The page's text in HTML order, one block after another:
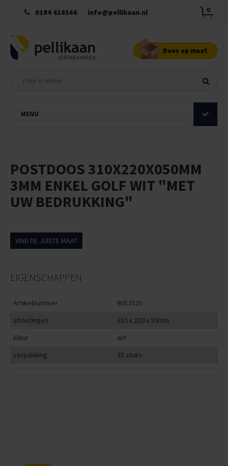
0184 416566 info@pellikaan.nl 0
Doos op maat
MENU
POSTDOOS 310X220X050MM
3MM ENKEL GOLF WIT "MET
UW BEDRUKKING"
VIND DE JUISTE MAAT
EIGENSCHAPPEN
Artikelnummer
B012525
afmetingen
310 x 220 x 50mm
kleur
wit
verpakking
25 stuks